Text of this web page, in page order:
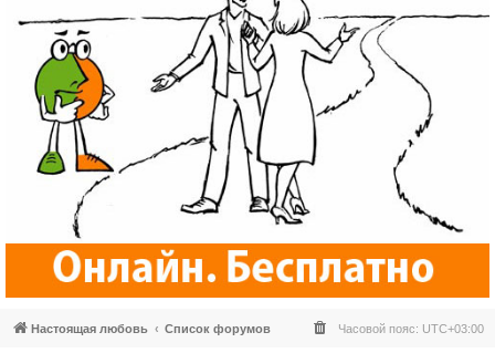
Настоящая любовь Список форумов Часовой пояс: UTC+03:00